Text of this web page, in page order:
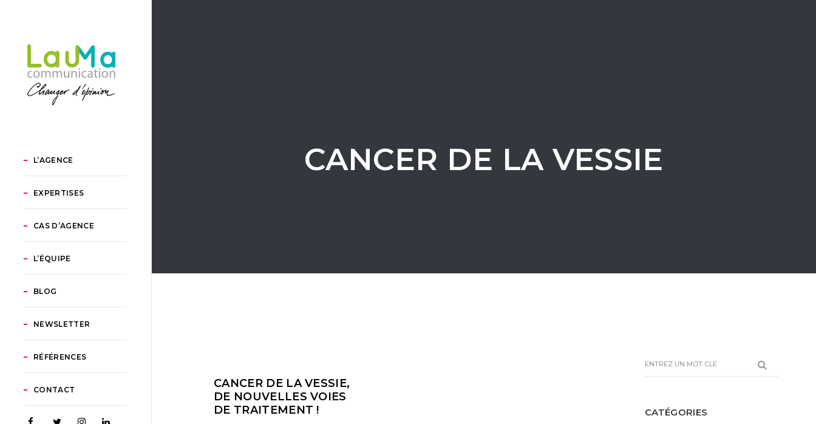
L’AGENCE
EXPERTISES
CAS D’AGENCE
L’ÉQUIPE
BLOG
NEWSLETTER
RÉFÉRENCES
CONTACT
CANCER DE LA VESSIE
CANCER DE LA VESSIE,
DE NOUVELLES VOIES
DE TRAITEMENT !
CATÉGORIES